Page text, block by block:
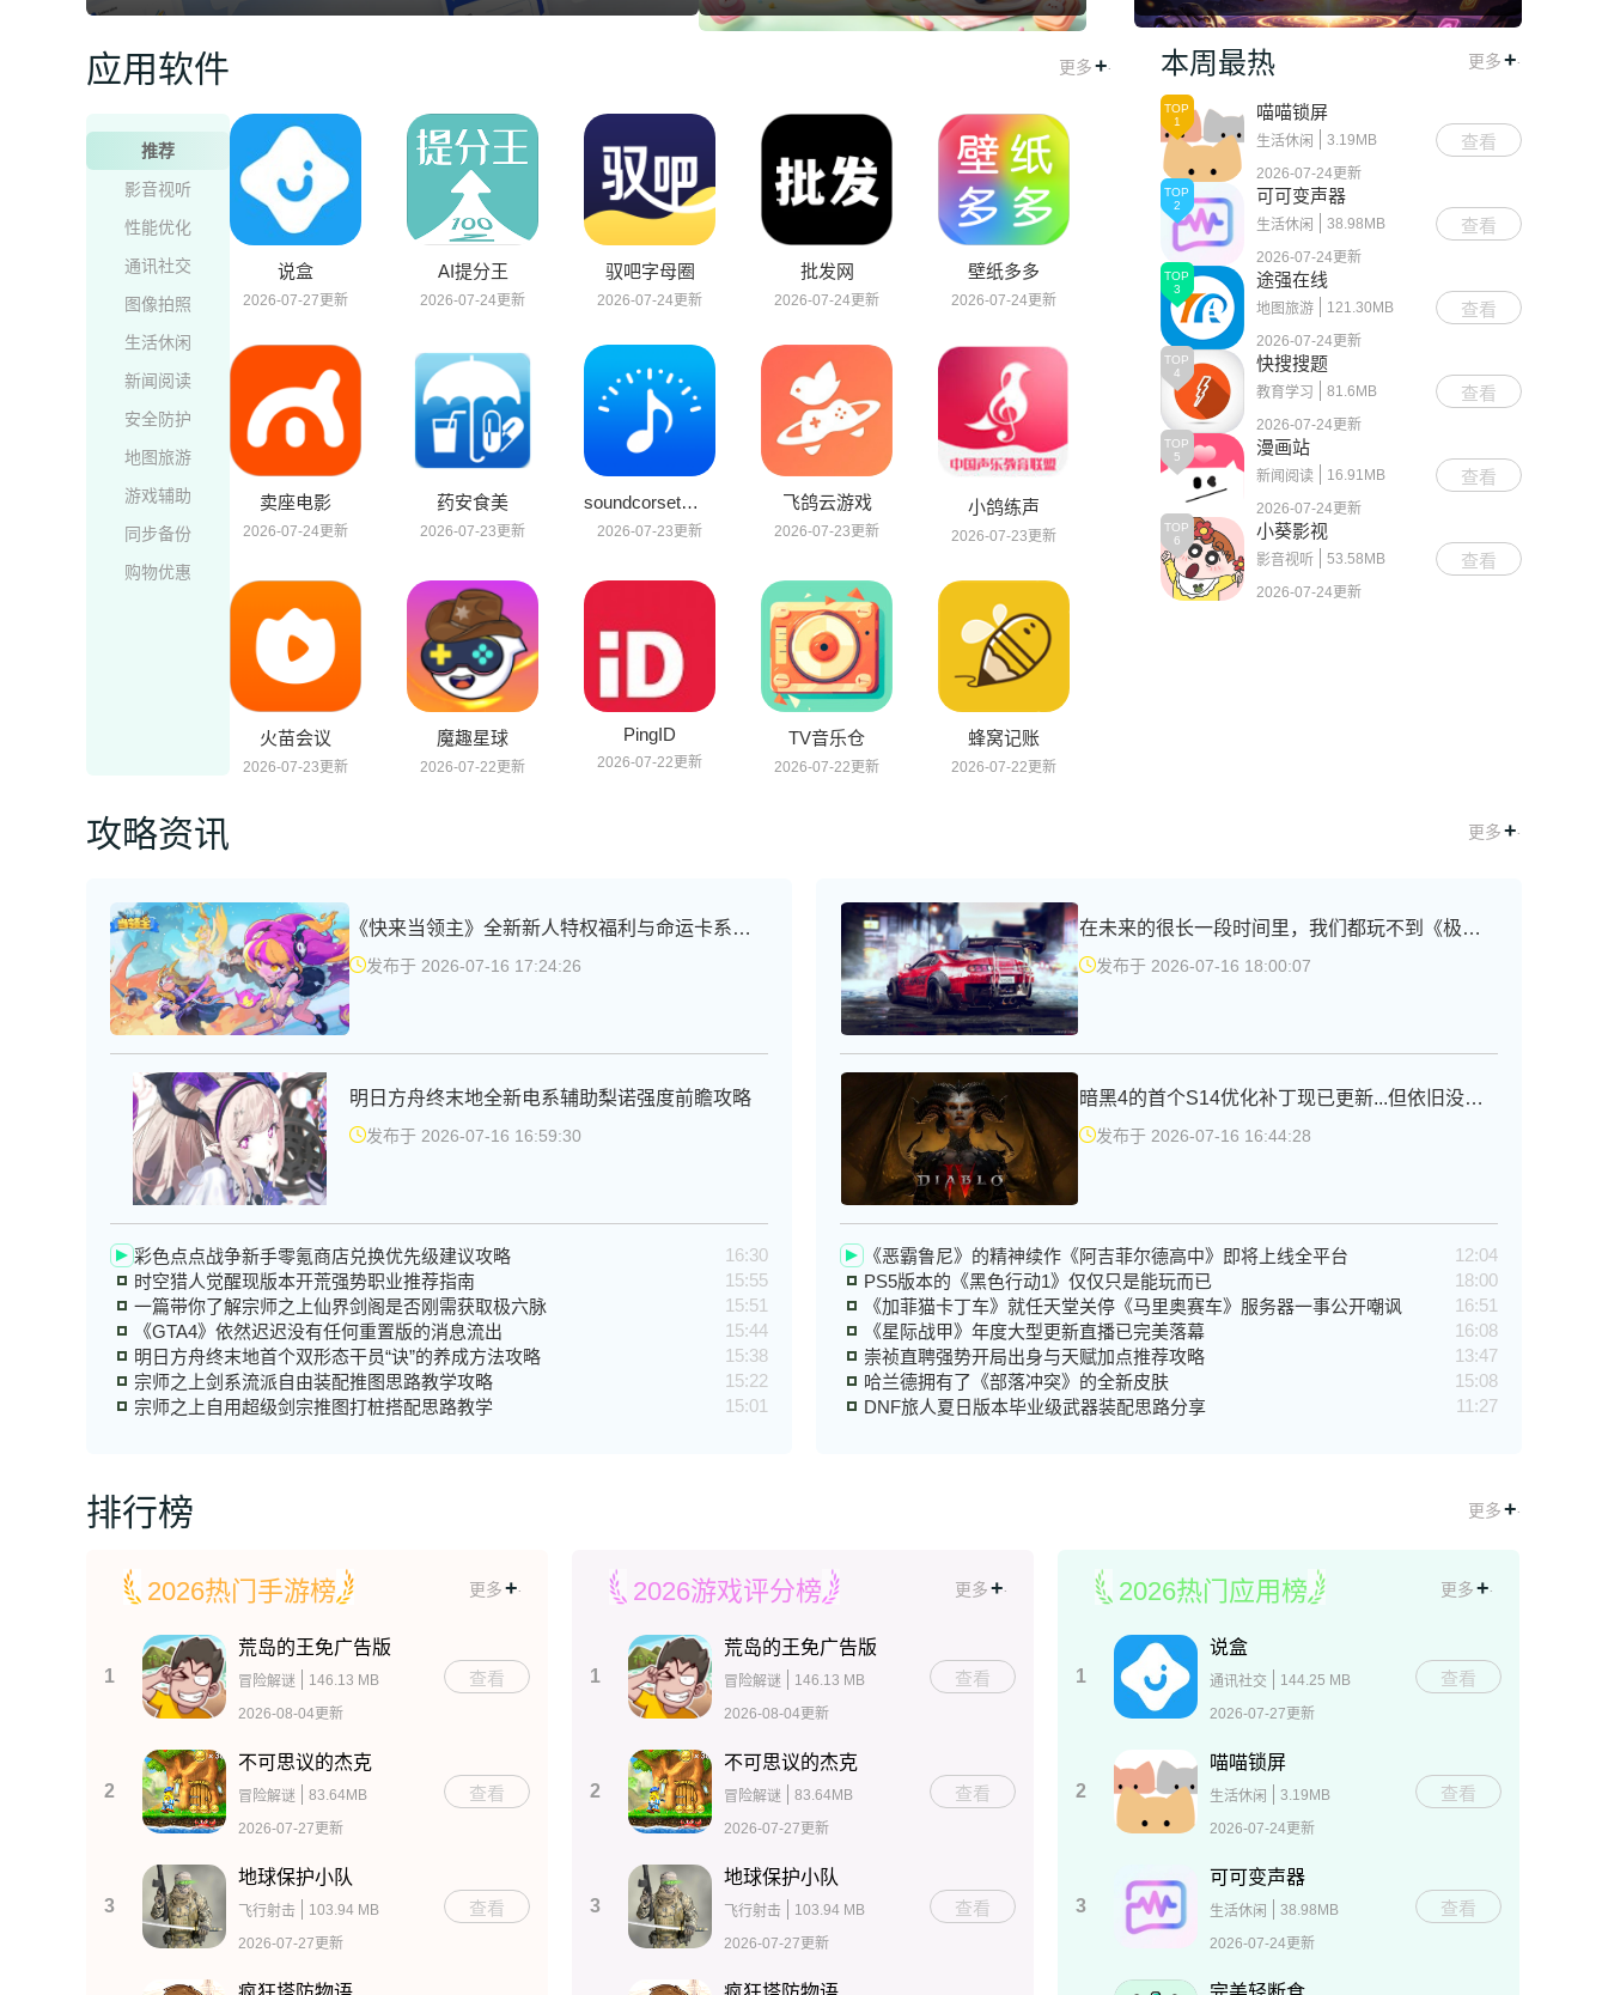
应用软件 更多+
推荐
影音视听
性能优化
通讯社交
图像拍照
生活休闲
新闻阅读
安全防护
地图旅游
游戏辅助
同步备份
购物优惠
说盒
2026-07-27更新
AI提分王
2026-07-24更新
驭吧字母圈
2026-07-24更新
批发网
2026-07-24更新
壁纸多多
2026-07-24更新
卖座电影
2026-07-24更新
药安食美
2026-07-23更新
soundcorset调音器
2026-07-23更新
飞鸽云游戏
2026-07-23更新
小鸽练声
2026-07-23更新
火苗会议
2026-07-23更新
魔趣星球
2026-07-22更新
PingID
2026-07-22更新
TV音乐仓
2026-07-22更新
蜂窝记账
2026-07-22更新
本周最热 更多+
TOP
1
喵喵锁屏
生活休闲 3.19MB
2026-07-24更新
查看
TOP
2
可可变声器
生活休闲 38.98MB
2026-07-24更新
查看
TOP
3
途强在线
地图旅游 121.30MB
2026-07-24更新
查看
TOP
4
快搜搜题
教育学习 81.6MB
2026-07-24更新
查看
TOP
5
漫画站
新闻阅读 16.91MB
2026-07-24更新
查看
TOP
6
小葵影视
影音视听 53.58MB
2026-07-24更新
查看
攻略资讯 更多+
《快来当领主》全新新人特权福利与命运卡系统玩法攻略
发布于 2026-07-16 17:24:26
明日方舟终末地全新电系辅助梨诺强度前瞻攻略
发布于 2026-07-16 16:59:30
彩色点点战争新手零氪商店兑换优先级建议攻略
16:30
时空猎人觉醒现版本开荒强势职业推荐指南
15:55
一篇带你了解宗师之上仙界剑阁是否刚需获取极六脉
15:51
《GTA4》依然迟迟没有任何重置版的消息流出
15:44
明日方舟终末地首个双形态干员“诀”的养成方法攻略
15:38
宗师之上剑系流派自由装配推图思路教学攻略
15:22
宗师之上自用超级剑宗推图打桩搭配思路教学
15:01
在未来的很长一段时间里，我们都玩不到《极品飞车》新作了
发布于 2026-07-16 18:00:07
暗黑4的首个S14优化补丁现已更新...但依旧没能解决玩家痛点
发布于 2026-07-16 16:44:28
《恶霸鲁尼》的精神续作《阿吉菲尔德高中》即将上线全平台
12:04
PS5版本的《黑色行动1》仅仅只是能玩而已
18:00
《加菲猫卡丁车》就任天堂关停《马里奥赛车》服务器一事公开嘲讽
16:51
《星际战甲》年度大型更新直播已完美落幕
16:08
崇祯直聘强势开局出身与天赋加点推荐攻略
13:47
哈兰德拥有了《部落冲突》的全新皮肤
15:08
DNF旅人夏日版本毕业级武器装配思路分享
11:27
排行榜 更多+
2026热门手游榜 更多+
1
荒岛的王免广告版
冒险解谜 146.13 MB
2026-08-04更新
查看
2
不可思议的杰克
冒险解谜 83.64MB
2026-07-27更新
查看
3
地球保护小队
飞行射击 103.94 MB
2026-07-27更新
查看
2026游戏评分榜 更多+
1
荒岛的王免广告版
冒险解谜 146.13 MB
2026-08-04更新
查看
2
不可思议的杰克
冒险解谜 83.64MB
2026-07-27更新
查看
3
地球保护小队
飞行射击 103.94 MB
2026-07-27更新
查看
2026热门应用榜 更多+
1
说盒
通讯社交 144.25 MB
2026-07-27更新
查看
2
喵喵锁屏
生活休闲 3.19MB
2026-07-24更新
查看
3
可可变声器
生活休闲 38.98MB
2026-07-24更新
查看